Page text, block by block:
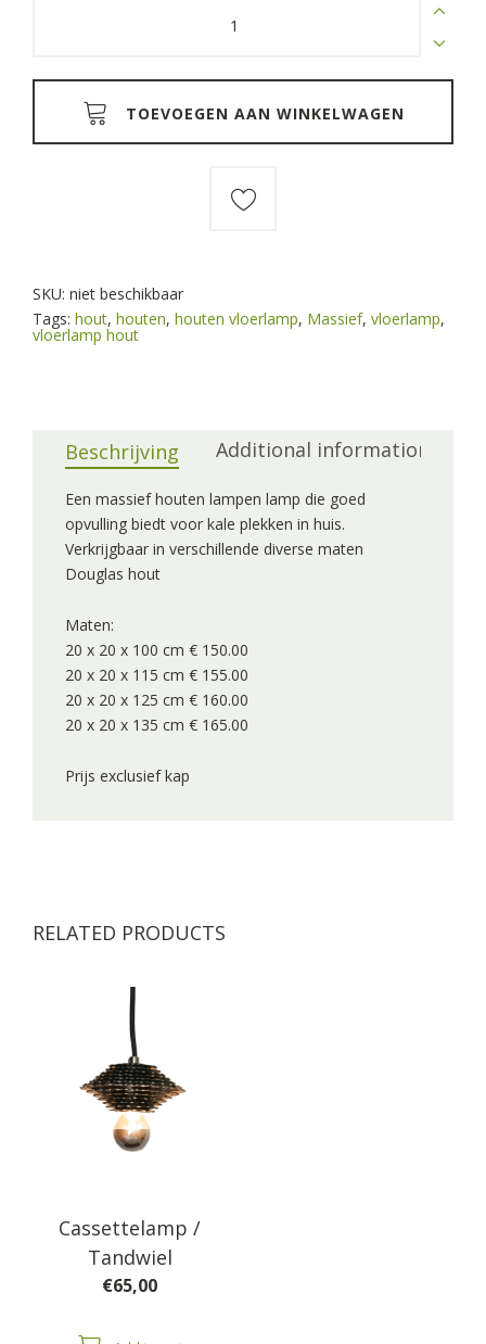
beits
quantity
TOEVOEGEN AAN WINKELWAGEN
SKU: niet beschikbaar
Tags: hout, houten, houten vloerlamp, Massief, vloerlamp,
vloerlamp hout
Beschrijving Additional information
Een massief houten lampen lamp die goed
opvulling biedt voor kale plekken in huis.
Verkrijgbaar in verschillende diverse maten
Douglas hout
Maten:
20 x 20 x 100 cm € 150.00
20 x 20 x 115 cm € 155.00
20 x 20 x 125 cm € 160.00
20 x 20 x 135 cm € 165.00
Prijs exclusief kap
RELATED PRODUCTS
Cassettelamp /
Tandwiel
€65,00